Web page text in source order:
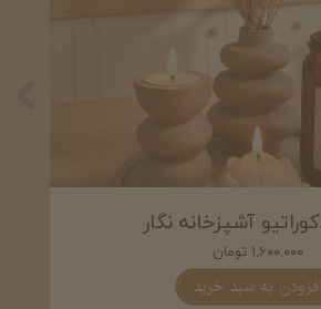
ست دکوراتیو آشپزخانه